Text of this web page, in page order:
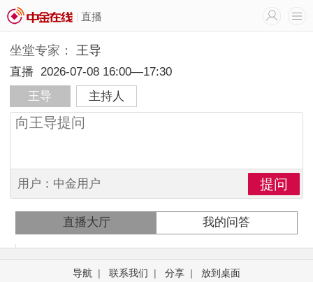
直播
坐堂专家： 王导
直播 2026-07-08 16:00—17:30
王导
主持人
用户：中金用户
直播大厅 我的问答
导航 | 联系我们 | 分享 | 放到桌面